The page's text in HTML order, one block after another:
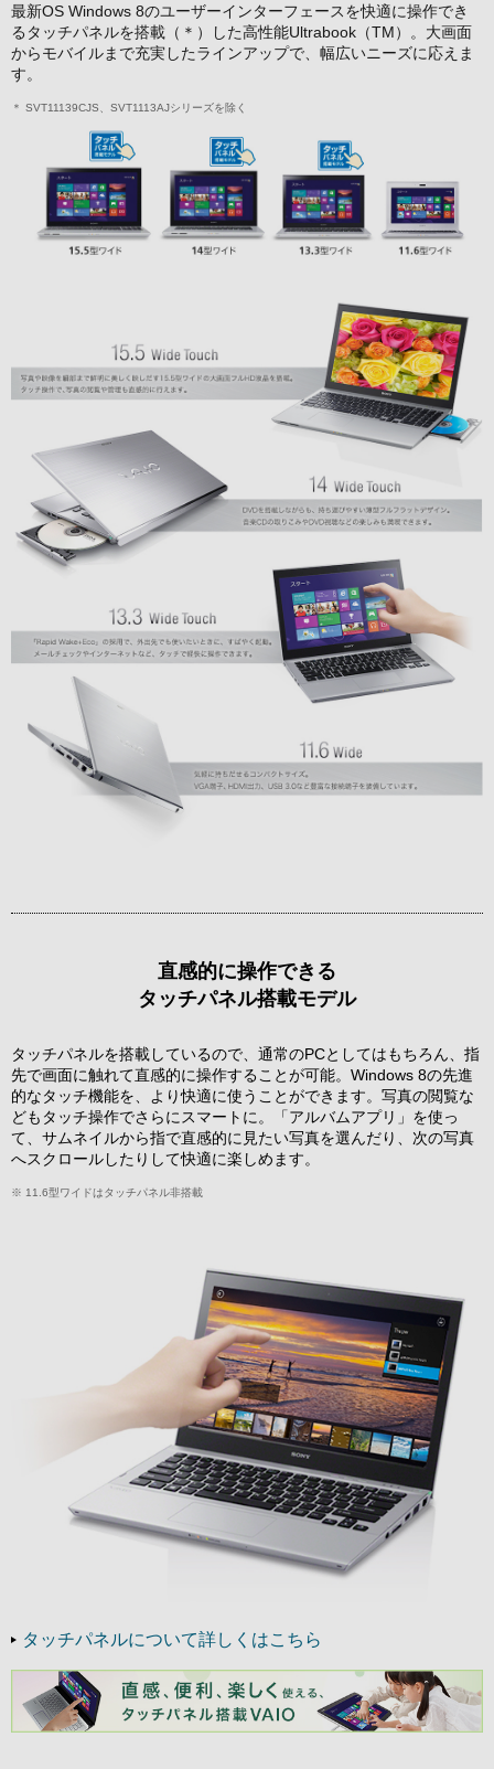
最新OS Windows 8のユーザーインターフェースを快適に操作でき
るタッチパネルを搭載（＊）した高性能Ultrabook（TM）。大画面
からモバイルまで充実したラインアップで、幅広いニーズに応えま
す。
＊ SVT11139CJS、SVT1113AJシリーズを除く
直感的に操作できる
タッチパネル搭載モデル
タッチパネルを搭載しているので、通常のPCとしてはもちろん、指
先で画面に触れて直感的に操作することが可能。Windows 8の先進
的なタッチ機能を、より快適に使うことができます。写真の閲覧な
どもタッチ操作でさらにスマートに。「アルバムアプリ」を使っ
て、サムネイルから指で直感的に見たい写真を選んだり、次の写真
へスクロールしたりして快適に楽しめます。
※ 11.6型ワイドはタッチパネル非搭載
タッチパネルについて詳しくはこちら